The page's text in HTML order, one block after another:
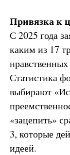
Привязка к
С 2025 года
каким из 17
нравственных
Статистика
выбирают
«зацепить»
3, которые
идеей.